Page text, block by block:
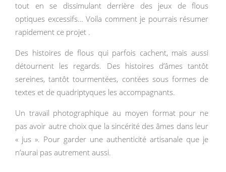
tout en se dissimulant derrière des jeux de flous
optiques excessifs… Voila comment je pourrais résumer
rapidement ce projet .
Des histoires de flous qui parfois cachent, mais aussi
détournent les regards. Des histoires d’âmes tantôt
sereines, tantôt tourmentées, contées sous formes de
textes et de quadriptyques les accompagnants.
Un travail photographique au moyen format pour ne
pas avoir autre choix que la sincérité des âmes dans leur
« jus ». Pour garder une authenticité artisanale que je
n’aurai pas autrement aussi.